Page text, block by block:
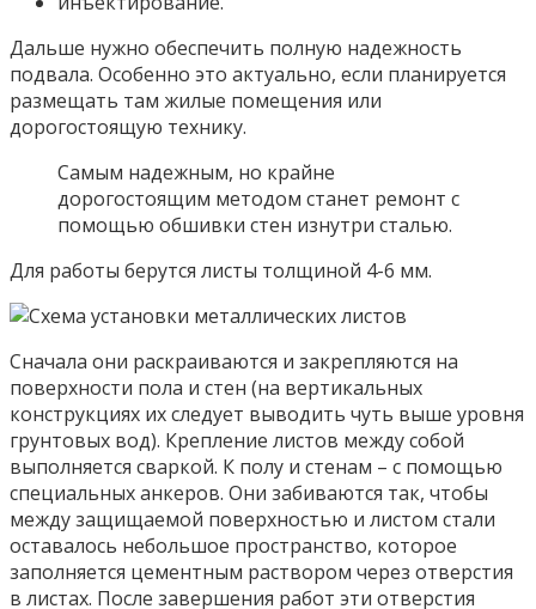
Дальше нужно обеспечить полную надежность
подвала. Особенно это актуально, если планируется
размещать там жилые помещения или
дорогостоящую технику.
Самым надежным, но крайне
дорогостоящим методом станет ремонт с
помощью обшивки стен изнутри сталью.
Для работы берутся листы толщиной 4-6 мм.
Сначала они раскраиваются и закрепляются на
поверхности пола и стен (на вертикальных
конструкциях их следует выводить чуть выше уровня
грунтовых вод). Крепление листов между собой
выполняется сваркой. К полу и стенам – с помощью
специальных анкеров. Они забиваются так, чтобы
между защищаемой поверхностью и листом стали
оставалось небольшое пространство, которое
заполняется цементным раствором через отверстия
в листах. После завершения работ эти отверстия